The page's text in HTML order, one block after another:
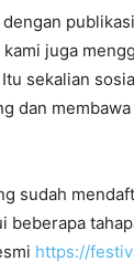
juga
sekalian
dan
sudah
beberapa
https://